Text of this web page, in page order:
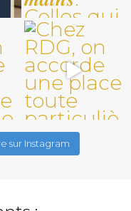
sur Instagram